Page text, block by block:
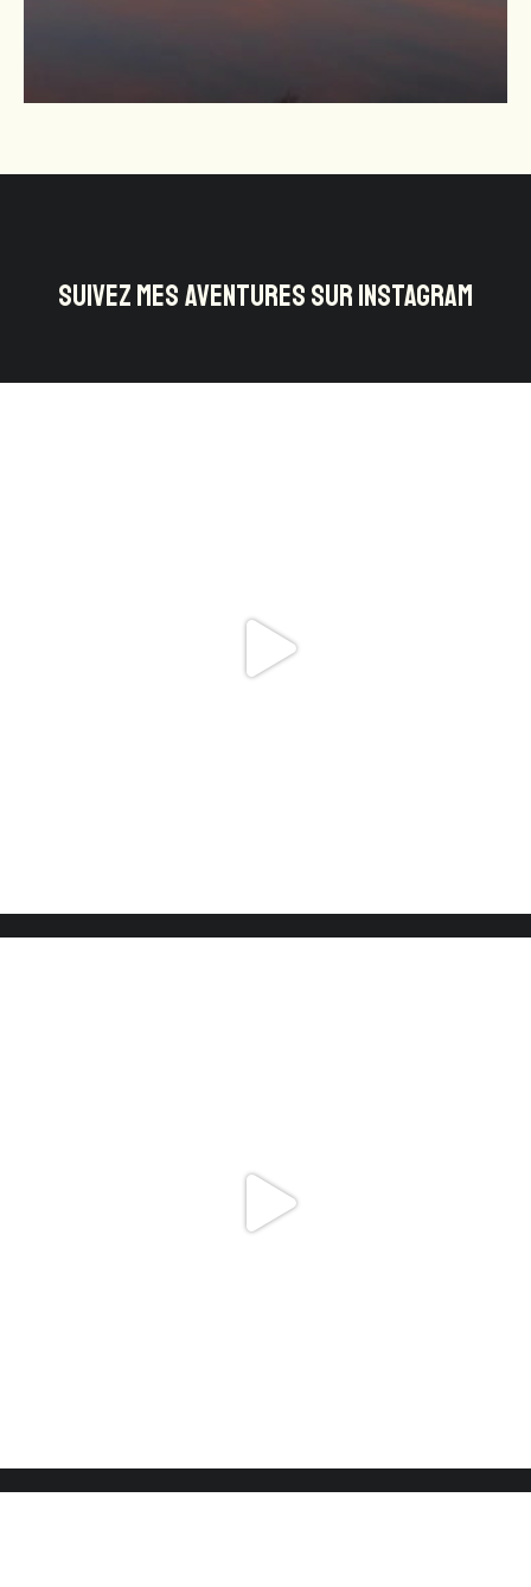
SUIVEZ MES AVENTURES SUR INSTAGRAM